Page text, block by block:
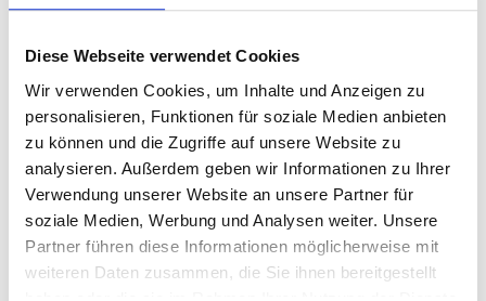
Diese Webseite verwendet Cookies
Wir verwenden Cookies, um Inhalte und Anzeigen zu
personalisieren, Funktionen für soziale Medien anbieten
zu können und die Zugriffe auf unsere Website zu
analysieren. Außerdem geben wir Informationen zu Ihrer
Verwendung unserer Website an unsere Partner für
soziale Medien, Werbung und Analysen weiter. Unsere
Partner führen diese Informationen möglicherweise mit
weiteren Daten zusammen, die Sie ihnen bereitgestellt
Verstelle die Passform deines Helms ganz einfach mit
Besonders große abdeckung
Die verlängerte Schale auf der Rückseite bietet
zusätzlichen Schutz für den Hinterkopf.
LockDown-riementeile
Passe die Helmriemen